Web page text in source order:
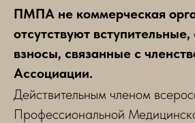
ПМПА не коммерческая
отсутствуют
взносы, связанные с
Ассоциации.
Действительным членом
Профессиональной